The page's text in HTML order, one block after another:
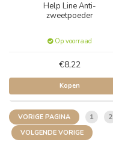
Help Line Anti-
zweetpoeder
Op voorraad
€8,22
Kopen
VORIGE PAGINA 1 2
VOLGENDE VORIGE